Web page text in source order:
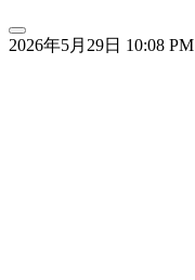
2026年5月29日 10:08 PM